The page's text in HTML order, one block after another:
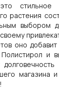
стильное
растения
выбором
оно
и
магазина